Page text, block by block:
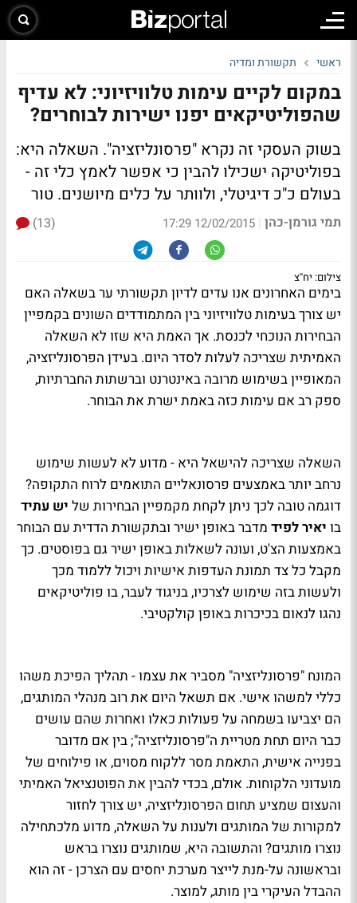
ראשי תקשורת ומדיה
במקום לקיים עימות טלוויזיוני: לא עדיף
שהפוליטיקאים יפנו ישירות לבוחרים?
בשוק העסקי זה נקרא "פרסונליזציה". השאלה היא:
בפוליטיקה ישכילו להבין כי אפשר לאמץ כלי זה -
בעולם כ"כ דיגיטלי, ולוותר על כלים מיושנים. טור
תמי גורמן-כהן |
12/02/2015 17:29
(13)
צילום: יח"צ
בימים האחרונים אנו עדים לדיון תקשורתי ער בשאלה האם
יש צורך בעימות טלוויזיוני בין המתמודדים השונים בקמפיין
הבחירות הנוכחי לכנסת. אך האמת היא שזו לא השאלה
האמיתית שצריכה לעלות לסדר היום. בעידן הפרסונליזציה,
המאופיין בשימוש מרובה באינטרנט וברשתות החברתיות,
ספק רב אם עימות כזה באמת ישרת את הבוחר.
השאלה שצריכה להישאל היא - מדוע לא לעשות שימוש
נרחב יותר באמצעים פרסונאליים התואמים לרוח התקופה?
דוגמה טובה לכך ניתן לקחת מקמפיין הבחירות של יש עתיד
בו יאיר לפיד מדבר באופן ישיר ובתקשורת הדדית עם הבוחר
באמצעות הצ'ט, ועונה לשאלות באופן ישיר גם בפוסטים. כך
מקבל כל צד תמונת העדפות אישיות ויכול ללמוד מכך
ולעשות בזה שימוש לצרכיו, בניגוד לעבר, בו פוליטיקאים
נהגו לנאום בכיכרות באופן קולקטיבי.
המונח "פרסונליזציה" מסביר את עצמו - תהליך הפיכת משהו
כללי למשהו אישי. אם תשאל היום את רוב מנהלי המותגים,
הם יצביעו בשמחה על פעולות כאלו ואחרות שהם עושים
כבר היום תחת מטריית ה"פרסונליזציה"; בין אם מדובר
בפנייה אישית, התאמת מסר ללקוח מסוים, או פילוחים של
מועדוני הלקוחות. אולם, בכדי להבין את הפוטנציאל האמיתי
והעצום שמציע תחום הפרסונליזציה, יש צורך לחזור
למקורות של המותגים ולענות על השאלה, מדוע מלכתחילה
נוצרו מותגים? והתשובה היא, שמותגים נוצרו בראש
ובראשונה על-מנת לייצר מערכת יחסים עם הצרכן - זה הוא
ההבדל העיקרי בין מותג, למוצר.